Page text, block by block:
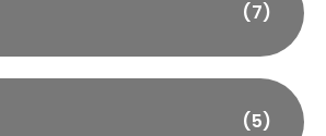
(7)
(5)